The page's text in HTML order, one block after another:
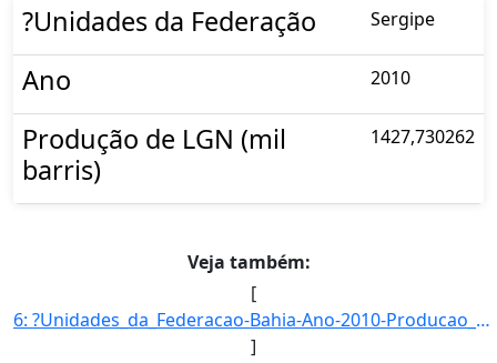
?Unidades da Federação Sergipe
Ano 2010
Produção de LGN (mil
barris)
1427,730262
Veja também:
[
6: ?Unidades_da_Federacao-Bahia-Ano-2010-Producao_de_LGN_(mil_barris)-1956-810209}]
]